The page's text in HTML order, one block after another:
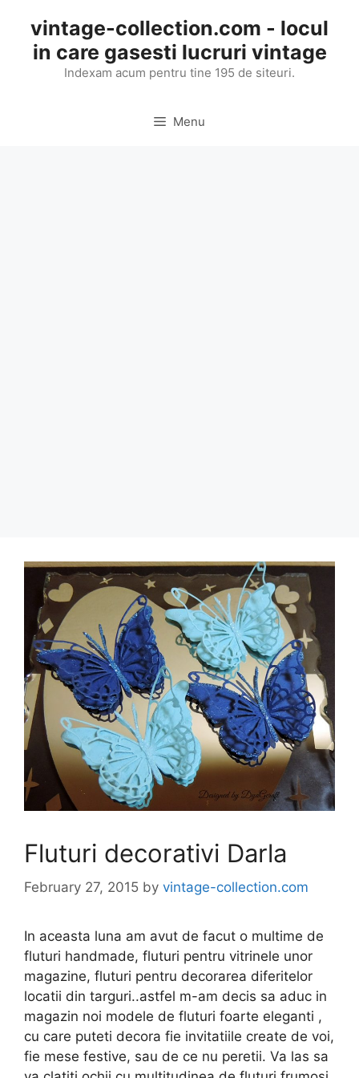
content
vintage-collection.com - locul
in care gasesti lucruri vintage
Indexam acum pentru tine 195 de siteuri.
Menu
Fluturi decorativi Darla
February 27, 2015 by vintage-collection.com
In aceasta luna am avut de facut o multime de
fluturi handmade, fluturi pentru vitrinele unor
magazine, fluturi pentru decorarea diferitelor
locatii din targuri..astfel m-am decis sa aduc in
magazin noi modele de fluturi foarte eleganti ,
cu care puteti decora fie invitatiile create de voi,
fie mese festive, sau de ce nu peretii. Va las sa